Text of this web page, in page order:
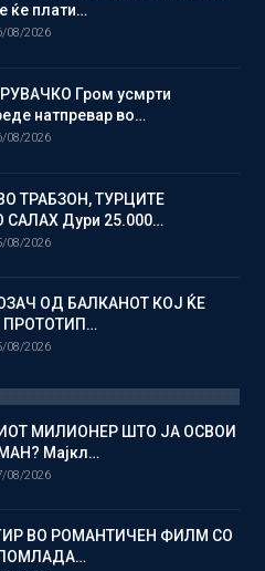
ќе плати…
08/2026
Гром усмрти
натпревар во…
08/2026
ТРАБЗОН, ТУРЦИТЕ
Дури 25.000…
08/2026
ОД БАЛКАНОТ КОЈ ЌЕ
ПРОТОТИП…
08/2026
МИЛИОНЕР ШТО ЈА ОСВОИ
Мајкл…
08/2026
ВО РОМАНТИЧЕН ФИЛМ СО